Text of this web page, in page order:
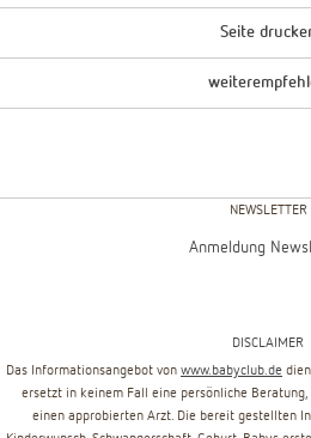
Seite
NEWSLETTER
Anmeldung
DISCLAIMER
Das Informationsangebot von www.babyclub.de
ersetzt in keinem Fall eine persönliche
einen approbierten Arzt. Die bereit gestellten